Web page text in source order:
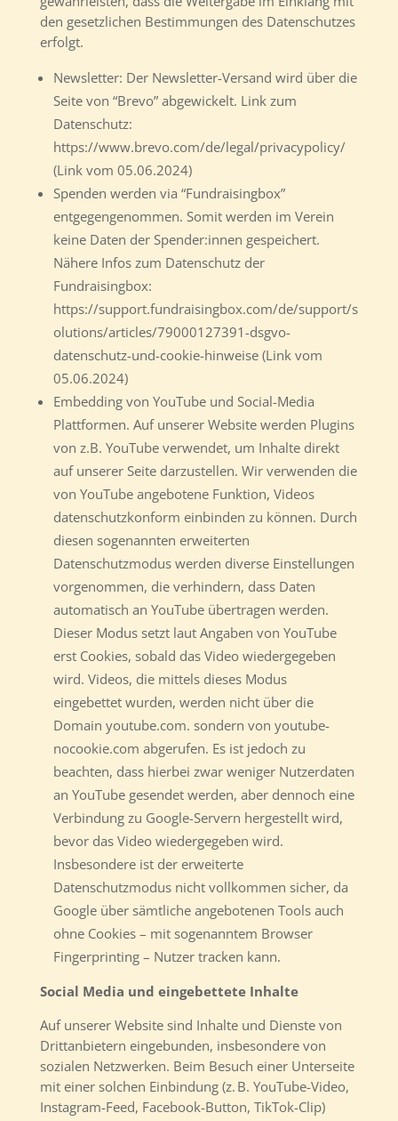
den gesetzlichen Bestimmungen des Datenschutzes
erfolgt.
Newsletter: Der Newsletter-Versand wird über die
Seite von “Brevo” abgewickelt. Link zum
Datenschutz:
https://www.brevo.com/de/legal/privacypolicy/
(Link vom 05.06.2024)
Spenden werden via “Fundraisingbox”
entgegengenommen. Somit werden im Verein
keine Daten der Spender:innen gespeichert.
Nähere Infos zum Datenschutz der
Fundraisingbox:
https://support.fundraisingbox.com/de/support/s
olutions/articles/79000127391-dsgvo-
datenschutz-und-cookie-hinweise (Link vom
05.06.2024)
Embedding von YouTube und Social-Media
Plattformen. Auf unserer Website werden Plugins
von z.B. YouTube verwendet, um Inhalte direkt
auf unserer Seite darzustellen. Wir verwenden die
von YouTube angebotene Funktion, Videos
datenschutzkonform einbinden zu können. Durch
diesen sogenannten erweiterten
Datenschutzmodus werden diverse Einstellungen
vorgenommen, die verhindern, dass Daten
automatisch an YouTube übertragen werden.
Dieser Modus setzt laut Angaben von YouTube
erst Cookies, sobald das Video wiedergegeben
wird. Videos, die mittels dieses Modus
eingebettet wurden, werden nicht über die
Domain youtube.com. sondern von youtube-
nocookie.com abgerufen. Es ist jedoch zu
beachten, dass hierbei zwar weniger Nutzerdaten
an YouTube gesendet werden, aber dennoch eine
Verbindung zu Google-Servern hergestellt wird,
bevor das Video wiedergegeben wird.
Insbesondere ist der erweiterte
Datenschutzmodus nicht vollkommen sicher, da
Google über sämtliche angebotenen Tools auch
ohne Cookies – mit sogenanntem Browser
Fingerprinting – Nutzer tracken kann.
Social Media und eingebettete Inhalte
Auf unserer Website sind Inhalte und Dienste von
Drittanbietern eingebunden, insbesondere von
sozialen Netzwerken. Beim Besuch einer Unterseite
mit einer solchen Einbindung (z. B. YouTube-Video,
Instagram-Feed, Facebook-Button, TikTok-Clip)